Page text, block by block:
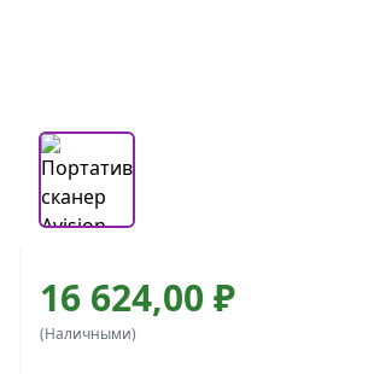
16 624,00 ₽
(Наличными)